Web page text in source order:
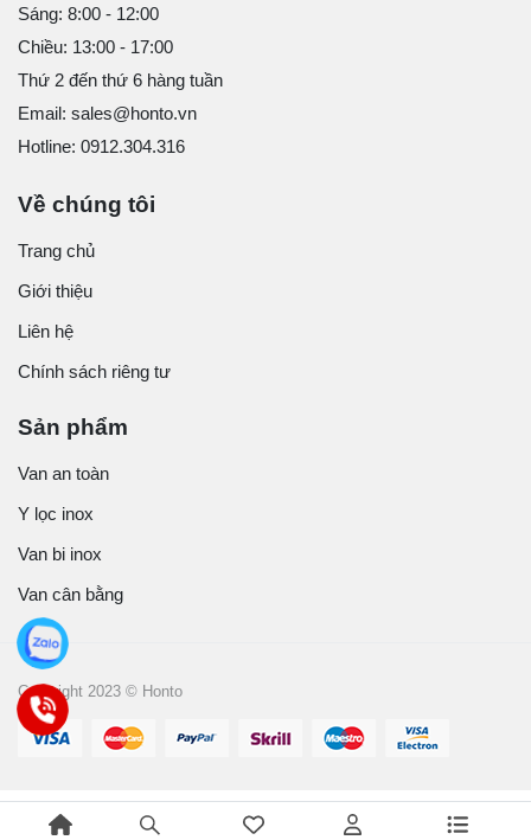
Sáng: 8:00 - 12:00
Chiều: 13:00 - 17:00
Thứ 2 đến thứ 6 hàng tuần
Email: sales@honto.vn
Hotline: 0912.304.316
Về chúng tôi
Trang chủ
Giới thiệu
Liên hệ
Chính sách riêng tư
Sản phẩm
Van an toàn
Y lọc inox
Van bi inox
Van cân bằng
Copyright 2023 © Honto